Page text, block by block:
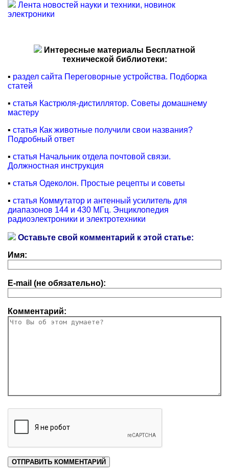
Лента новостей науки и техники, новинок
электроники
Интересные материалы Бесплатной
технической библиотеки:
▪ раздел сайта Переговорные устройства. Подборка
статей
▪ статья Кастрюля-дистиллятор. Советы домашнему
мастеру
▪ статья Как животные получили свои названия?
Подробный ответ
▪ статья Начальник отдела почтовой связи.
Должностная инструкция
▪ статья Одеколон. Простые рецепты и советы
▪ статья Коммутатор и антенный усилитель для
диапазонов 144 и 430 МГц. Энциклопедия
радиоэлектроники и электротехники
Оставьте свой комментарий к этой статье:
Имя:
E-mail (не обязательно):
Комментарий: